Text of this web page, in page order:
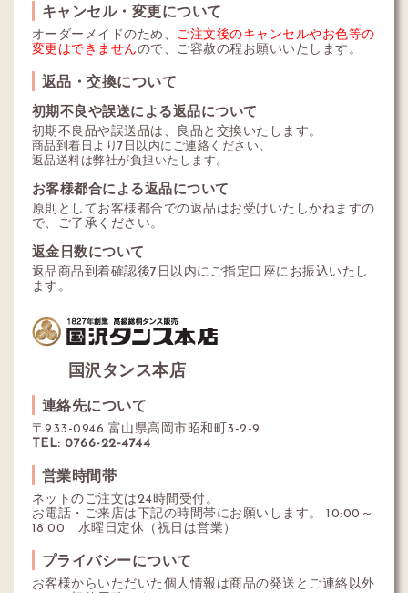
キャンセル・変更について
オーダーメイドのため、 ご注文後のキャンセルやお色等の
変更はできませんので、ご容赦の程お願いいたします。
返品・交換について
初期不良や誤送による返品について
初期不良品や誤送品は、良品と交換いたします。
商品到着日より7日以内にご連絡ください。
返品送料は弊社が負担いたします。
お客様都合による返品について
原則としてお客様都合での返品はお受けいたしかねますの
で、ご了承ください。
返金日数について
返品商品到着確認後7日以内にご指定口座にお振込いたし
ます。
国沢タンス本店
連絡先について
〒933-0946 富山県高岡市昭和町3-2-9
TEL: 0766-22-4744
営業時間帯
ネットのご注文は24時間受付。
お電話・ご来店は下記の時間帯にお願いします。 10:00～
18:00 水曜日定休（祝日は営業）
プライバシーについて
お客様からいただいた個人情報は商品の発送とご連絡以外